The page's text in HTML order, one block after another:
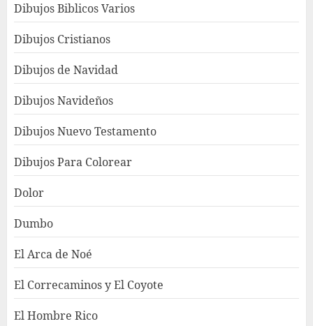
Dibujos Biblicos Varios
Dibujos Cristianos
Dibujos de Navidad
Dibujos Navideños
Dibujos Nuevo Testamento
Dibujos Para Colorear
Dolor
Dumbo
El Arca de Noé
El Correcaminos y El Coyote
El Hombre Rico